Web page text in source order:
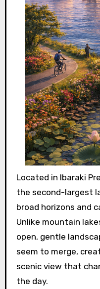
Located in Ibaraki
the second-largest
broad horizons and
Unlike mountain
open, gentle
seem to merge,
scenic view that
the day.